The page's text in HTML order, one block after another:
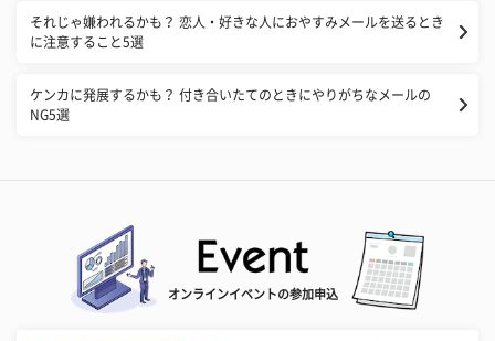
それじゃ嫌われるかも？ 恋人・好きな人におやすみメールを送るとき
に注意すること5選
ケンカに発展するかも？ 付き合いたてのときにやりがちなメールの
NG5選
オンラインイベントの参加申込